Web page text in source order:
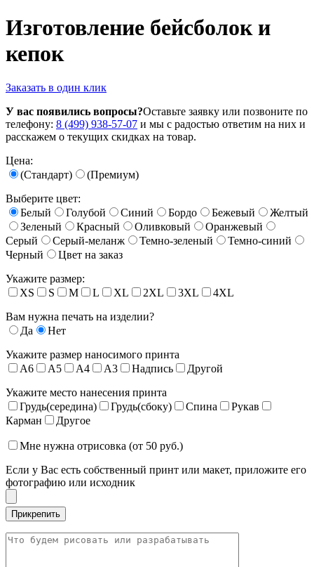
Изготовление бейсболок и
кепок
Заказать в один клик
У вас появились вопросы?Оставьте заявку или позвоните по
телефону: 8 (499) 938-57-07 и мы с радостью ответим на них и
расскажем о текущих скидках на товар.
Цена:
(Стандарт)
(Премиум)
Выберите цвет:
Белый
Голубой Синий Бордо Бежевый
Желтый
Зеленый
Красный Оливковый
Оранжевый
Серый
Серый-меланж Темно-зеленый
Темно-синий
Черный
Цвет на заказ
Укажите размер:
XS
S M L XL 2XL 3XL
4XL
Вам нужна печать на изделии?
Да
Нет
Укажите размер наносимого принта
A6
A5 A4 A3 Надпись
Другой
Укажите место нанесения принта
Грудь(середина)
Грудь(сбоку) Спина
Рукав
Карман
Другое
Мне нужна отрисовка (от 50 руб.)
Если у Вас есть собственный принт или макет, приложите его
фотографию или исходник